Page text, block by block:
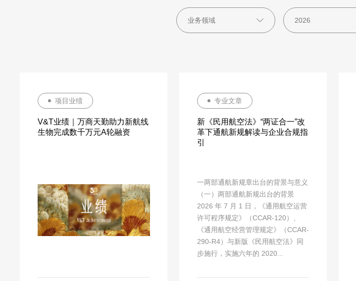
项目业绩
V&T业绩｜万商天勤助力新航线
生物完成数千万元A轮融资
专业文章
新《民用航空法》“两证合一”改
革下通航新规解读与企业合规指
引
一两部通航新规章出台的背景与意义
（一）两部通航新规出台的背景
2026 年 7 月 1 日，《通用航空运营
许可程序规定》（CCAR-120）、
《通用航空经营管理规定》（CCAR-
290-R4）与新版《民用航空法》同
步施行，实施六年的 2020...